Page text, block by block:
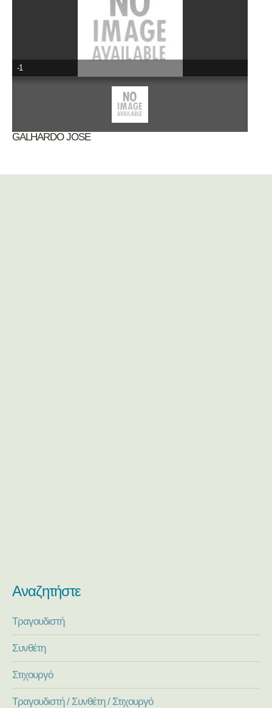
-1
GALHARDO JOSE
Αναζητήστε
Τραγουδιστή
Συνθέτη
Στιχουργό
Τραγουδιστή / Συνθέτη / Στιχουργό